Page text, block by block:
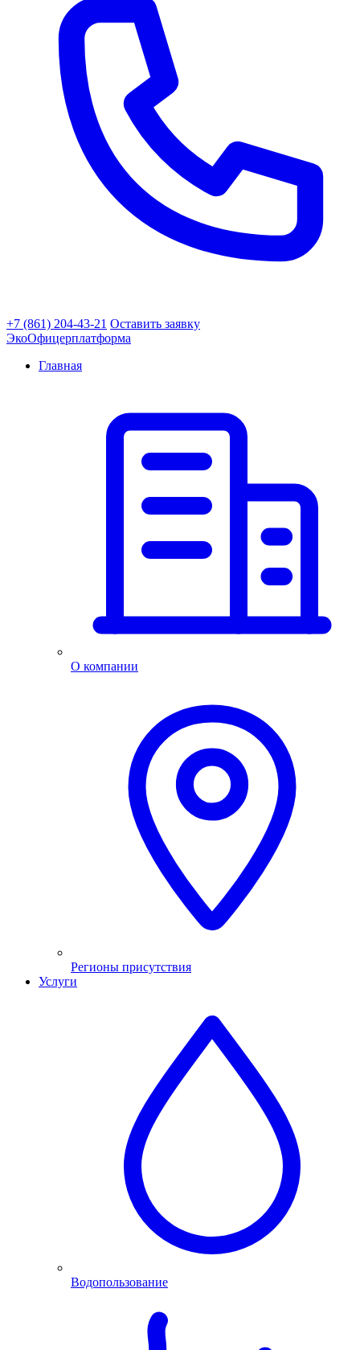
+7 (861) 204-43-21 Оставить заявку
ЭкоОфицерплатформа
Главная
О компании
Регионы присутствия
Услуги
Водопользование